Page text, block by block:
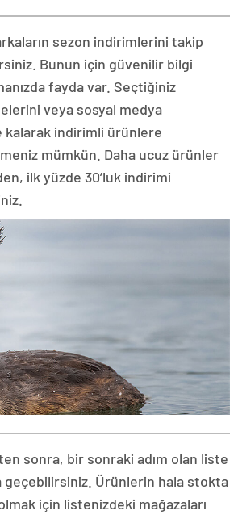
sezon indirimlerini takip
Bunun için güvenilir bilgi
fayda var. Seçtiğiniz
veya sosyal medya
kalarak indirimli ürünlere
mümkün. Daha ucuz ürünler
ilk yüzde 30’luk indirimi
sonra, bir sonraki adım olan liste
geçebilirsiniz. Ürünlerin hala stokta
için listenizdeki mağazaları